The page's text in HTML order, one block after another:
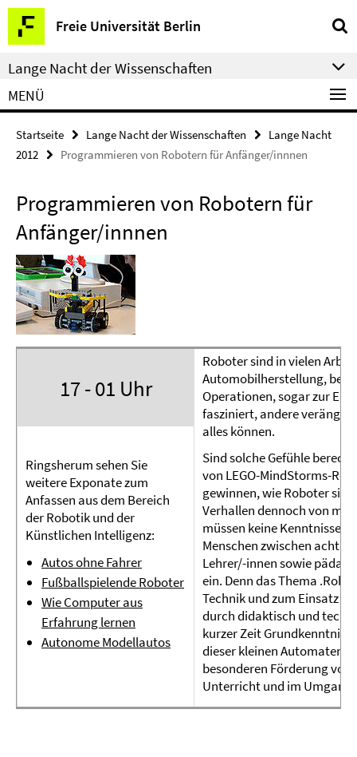
Springe
direkt
zu
Inhalt
Freie Universität Berlin
Service-
Navigation
Lange Nacht der Wissenschaften
MENÜ
Startseite Lange Nacht der Wissenschaften
Lange Nacht
2012
Programmieren von Robotern für Anfänger/innnen
Programmieren von Robotern für
Anfänger/innnen
17 - 01 Uhr
Roboter sind in vielen
Automobilherstellung,
Operationen, sogar zur
fasziniert, andere
alles können.
Sind solche Gefühle
von LEGO-MindStorms-
gewinnen, wie Roboter
Verhallen dennoch von
müssen keine Kenntnisse
Menschen zwischen acht
Lehrer/-innen sowie
ein. Denn das Thema
Technik und zum Einsatz
durch didaktisch und
kurzer Zeit
dieser kleinen Automaten.
besonderen Förderung
Unterricht und im
Ringsherum sehen Sie
weitere Exponate zum
Anfassen aus dem Bereich
der Robotik und der
Künstlichen Intelligenz:
Autos ohne Fahrer
Fußballspielende Roboter
Wie Computer aus
Erfahrung lernen
Autonome Modellautos